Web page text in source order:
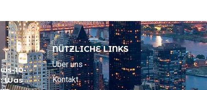
10-
Was
NÜTZLICHE LINKS
Über uns
Kontakt